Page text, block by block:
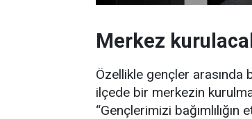
Merkez
Özellikle gençler arasında
ilçede bir merkezin
“Gençlerimizi